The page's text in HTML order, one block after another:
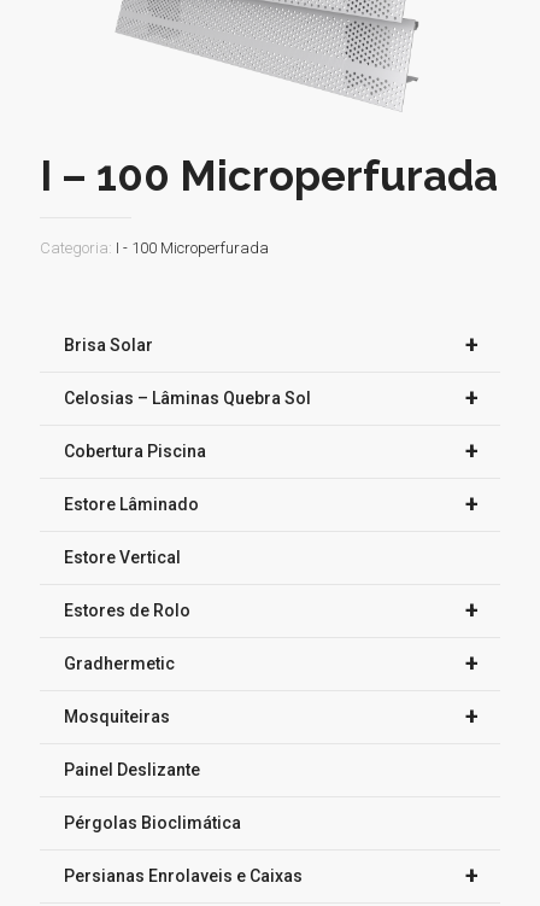
I – 100 Microperfurada
Categoria: I - 100 Microperfurada
+
Brisa Solar
+
Celosias – Lâminas Quebra Sol
+
Cobertura Piscina
+
Estore Lâminado
Estore Vertical
+
Estores de Rolo
+
Gradhermetic
+
Mosquiteiras
Painel Deslizante
Pérgolas Bioclimática
+
Persianas Enrolaveis e Caixas